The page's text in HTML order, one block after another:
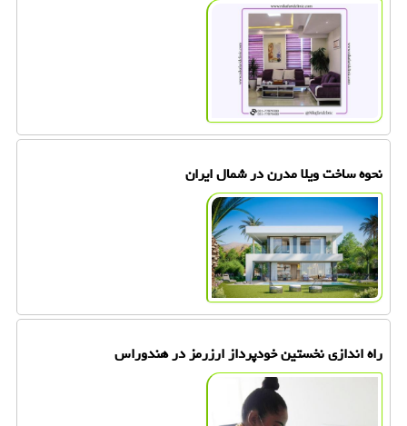
نحوه ساخت ویلا مدرن در شمال ایران
راه اندازی نخستین خودپرداز ارزرمز در هندوراس